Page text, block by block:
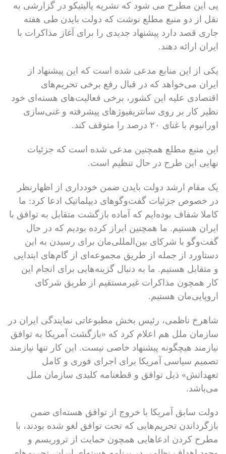
پی این مطرح می ‌شود که نشریه پالیتیکو در گزارشی به
نقل از دو منبع مطلع نوشت که دولت بایدن طی هفته
جاری قصد دارد پیشنهاد جدیدی را برای آغاز مذاکرات با
ایران ارائه دهند.
یکی از این منابع مدعی شده است که این پیشنهاد از
ایران می‌خواهد که در قبال رفع برخی تحریم‌های
اقتصادی علیه این کشور، برخی فعالیت‌های هسته‌ای خود
نظیر کار بر روی سانتریفیوژهای پیشرفته و غنی‌سازی
اورانیوم با غنای ۲۰ درصد را متوقف کند.
این منبع مطلع همچنین مدعی شده است که جزئیات
نهایی این طرح در حال تنظیم است.
یک مقام ارشد دولت بایدن ضمن خودداری از اظهارنظر
در خصوص جزئیات گفت‌وگوهای دیپلماتیک ادعا کرد: ما
کاملا شفاف بوده‌ایم که آماده بازگشت متقابل به توافق با
ایران هستیم. ما همچنین ابراز کرده بودیم که در حال
گفت‌وگو با شرکای بین‌المللی‌مان برای رسیدن به این
دستاورد از جمله از طریق مجموعه‌ای از گام‌های ابتدایی
و متقابل هستیم. ما به دنبال گزینه‌هایی برای انجام این
کار همچون مذاکرات غیرمستقیم از طریق شرکای
اروپایی‌مان هستیم.
شاهرخ ناظمی، رئیس بخش مطبوعاتی نمایندگی ایران در
سازمان ملل هم اعلام کرد که «بازگشت آمریکا به توافق
نیازمند هیچگونه پیشنهاد خاصی نیست. این کار تنها نیازمند
تصمیم سیاسی آمریکا برای اجرای فوری و کامل
تعهداتش» ذیل توافق و قطعنامه کلیدی سازمان ملل
می‌باشد.
دولت سابق آمریکا با خروج از توافق هسته‌ای ضمن
بازگرداندن تحریم‌هایی که تحت توافق لغو شده بودند، با
مطرح کردن ادعاهایی همچون حمایت از تروریسم و